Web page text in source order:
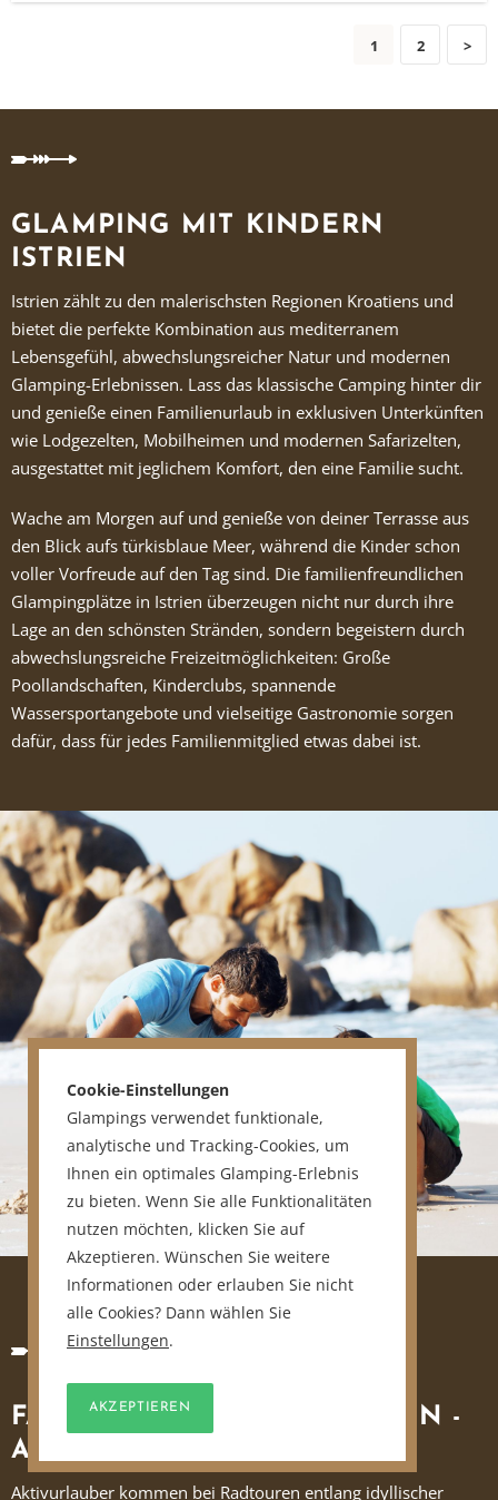
1 2 >
GLAMPING MIT KINDERN
ISTRIEN
Istrien zählt zu den malerischsten Regionen Kroatiens und
bietet die perfekte Kombination aus mediterranem
Lebensgefühl, abwechslungsreicher Natur und modernen
Glamping-Erlebnissen. Lass das klassische Camping hinter dir
und genieße einen Familienurlaub in exklusiven Unterkünften
wie Lodgezelten, Mobilheimen und modernen Safarizelten,
ausgestattet mit jeglichem Komfort, den eine Familie sucht.
Wache am Morgen auf und genieße von deiner Terrasse aus
den Blick aufs türkisblaue Meer, während die Kinder schon
voller Vorfreude auf den Tag sind. Die familienfreundlichen
Glampingplätze in Istrien überzeugen nicht nur durch ihre
Lage an den schönsten Stränden, sondern begeistern durch
abwechslungsreiche Freizeitmöglichkeiten: Große
Poollandschaften, Kinderclubs, spannende
Wassersportangebote und vielseitige Gastronomie sorgen
dafür, dass für jedes Familienmitglied etwas dabei ist.
FAMILIENURLAUB IN ISTRIEN -
AKTIVITÄTEN
Aktivurlauber kommen bei Radtouren entlang idyllischer
Cookie-Einstellungen
Glampings verwendet funktionale,
analytische und Tracking-Cookies, um
Ihnen ein optimales Glamping-Erlebnis
zu bieten. Wenn Sie alle Funktionalitäten
nutzen möchten, klicken Sie auf
Akzeptieren. Wünschen Sie weitere
Informationen oder erlauben Sie nicht
alle Cookies? Dann wählen Sie
Einstellungen.
AKZEPTIEREN